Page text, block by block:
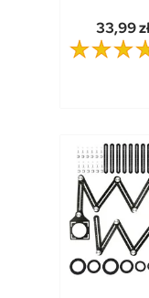
33,99